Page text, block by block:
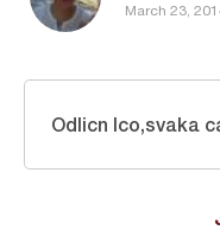
March 23,
Odlicn Ico,svaka